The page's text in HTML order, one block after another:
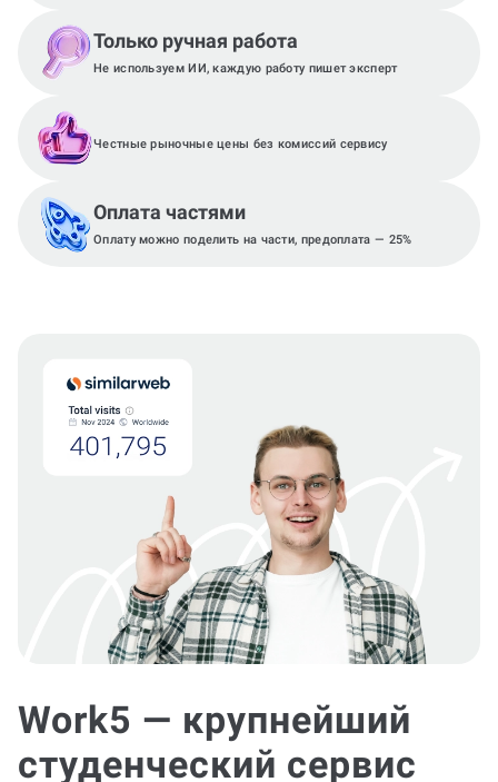
Только ручная работа
Не используем ИИ, каждую работу пишет эксперт
Честные рыночные цены без комиссий сервису
Оплата частями
Оплату можно поделить на части, предоплата — 25%
Work5 — крупнейший
студенческий сервис